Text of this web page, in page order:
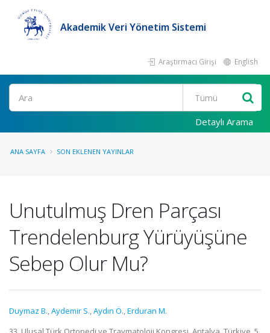
Akademik Veri Yönetim Sistemi
Araştırmacı Girişi English
Ara
Detaylı Arama
ANA SAYFA SON EKLENEN YAYINLAR
Unutulmuş Dren Parçası
Trendelenburg Yürüyüşüne
Sebep Olur Mu?
Duymaz B.,Aydemir S.,Aydın Ö.,Erduran M.